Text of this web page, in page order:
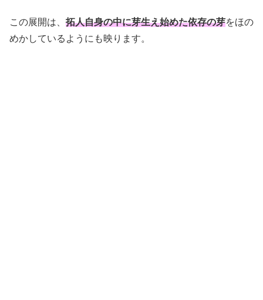
この展開は、 拓人自身の中に芽生え始めた依存の芽をほの
めかしているようにも映ります。